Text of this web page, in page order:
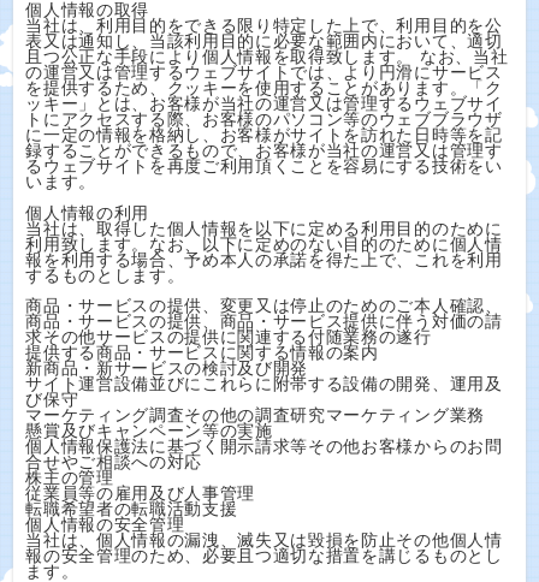
個人情報の取得
当社は、利用目的をできる限り特定した上で、利用目的を公
表又は通知し、当該利用目的に必要な範囲内において、適切
且つ公正な手段により個人情報を取得致します。 なお、当社
の運営又は管理するウェブサイトでは、より円滑にサービス
を提供するため、クッキーを使用することがあります。「ク
ッキー」とは、お客様が当社の運営又は管理するウェブサイ
トにアクセスする際、お客様のパソコン等のウェブブラウザ
に一定の情報を格納し、お客様がサイトを訪れた日時等を記
録することができるもので、お客様が当社の運営又は管理す
るウェブサイトを再度ご利用頂くことを容易にする技術をい
います。
個人情報の利用
当社は、取得した個人情報を以下に定める利用目的のために
利用致します。なお、以下に定めのない目的のために個人情
報を利用する場合、予め本人の承諾を得た上で、これを利用
するものとします。
商品・サービスの提供、変更又は停止のためのご本人確認、
商品・サービスの提供、商品・サービス提供に伴う対価の請
求その他サービスの提供に関連する付随業務の遂行
提供する商品・サービスに関する情報の案内
新商品・新サービスの検討及び開発
サイト運営設備並びにこれらに附帯する設備の開発、運用及
び保守
マーケティング調査その他の調査研究マーケティング業務
懸賞及びキャンペーン等の実施
個人情報保護法に基づく開示請求等その他お客様からのお問
合せやご相談への対応
株主の管理
従業員等の雇用及び人事管理
転職希望者の転職活動支援
個人情報の安全管理
当社は、個人情報の漏洩、滅失又は毀損を防止その他個人情
報の安全管理のため、必要且つ適切な措置を講じるものとし
ます。